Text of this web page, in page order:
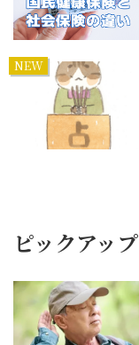
NEW
ピックアップ